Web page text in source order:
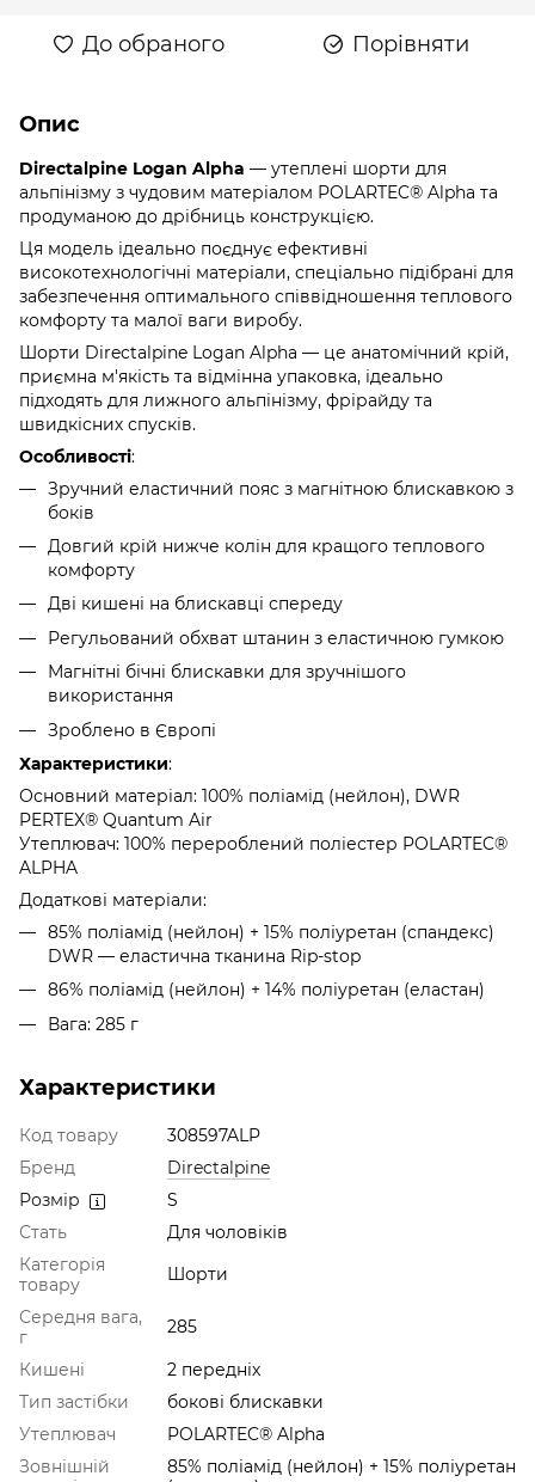
До обраного Порівняти
Опис
Directalpine Logan Alpha — утеплені шорти для
альпінізму з чудовим матеріалом POLARTEC® Alpha та
продуманою до дрібниць конструкцією.
Ця модель ідеально поєднує ефективні
високотехнологічні матеріали, спеціально підібрані для
забезпечення оптимального співвідношення теплового
комфорту та малої ваги виробу.
Шорти Directalpine Logan Alpha — це анатомічний крій,
приємна м'якість та відмінна упаковка, ідеально
підходять для лижного альпінізму, фрірайду та
швидкісних спусків.
Особливості:
Зручний еластичний пояс з магнітною блискавкою з
боків
Довгий крій нижче колін для кращого теплового
комфорту
Дві кишені на блискавці спереду
Регульований обхват штанин з еластичною гумкою
Магнітні бічні блискавки для зручнішого
використання
Зроблено в Європі
Характеристики:
Основний матеріал: 100% поліамід (нейлон), DWR
PERTEX® Quantum Air
Утеплювач: 100% перероблений поліестер POLARTEC®
ALPHA
Додаткові матеріали:
85% поліамід (нейлон) + 15% поліуретан (спандекс)
DWR — еластична тканина Rip-stop
86% поліамід (нейлон) + 14% поліуретан (еластан)
Вага: 285 г
Характеристики
Код товару
308597ALP
Бренд
Directalpine
Розмір
S
Стать
Для чоловіків
Категорія
товару
Шорти
Середня вага,
г
285
Кишені
2 передніх
Тип застібки
бокові блискавки
Утеплювач
POLARTEC® Alpha
Зовнішній
85% поліамід (нейлон) + 15% поліуретан